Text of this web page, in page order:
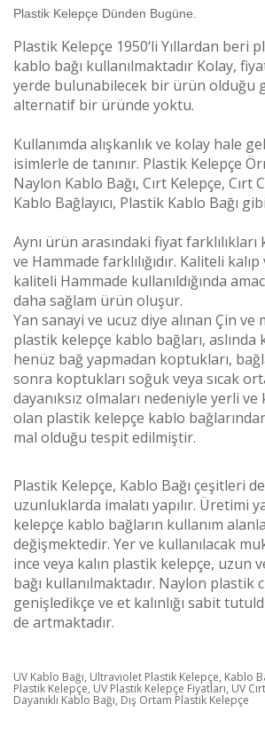
Plastik Kelepçe Dünden Bugüne.
Plastik Kelepçe 1950‘li Yıllardan beri
kablo bağı kullanılmaktadır Kolay,
yerde bulunabilecek bir ürün olduğu
alternatif bir üründe yoktu.
Kullanımda alışkanlık ve kolay hale
isimlerle de tanınır. Plastik Kelepçe
Naylon Kablo Bağı, Cırt Kelepçe, Cırt
Kablo Bağlayıcı, Plastik Kablo Bağı
Aynı ürün arasındaki fiyat farklılıkları
ve Hammade farklılığıdır. Kaliteli kalıp
kaliteli Hammade kullanıldığında
daha sağlam ürün oluşur.
Yan sanayi ve ucuz diye alınan Çin ve
plastik kelepçe kablo bağları, aslında
henüz bağ yapmadan koptukları,
sonra koptukları soğuk veya sıcak
dayanıksız olmaları nedeniyle yerli
olan plastik kelepçe kablo
mal olduğu tespit edilmiştir.
Plastik Kelepçe, Kablo Bağı çeşitleri
uzunluklarda imalatı yapılır. Üretimi
kelepçe kablo bağların kullanım
değişmektedir. Yer ve kullanılacak
ince veya kalın plastik kelepçe, uzun
bağı kullanılmaktadır. Naylon plastik
genişledikçe ve et kalınlığı sabit
de artmaktadır.
UV Kablo Bağı, Ultraviolet Plastik Kelepçe, Kablo
Plastik Kelepçe, UV Plastik Kelepçe Fiyatları, UV
Dayanıklı Kablo Bağı, Dış Ortam Plastik Kelepçe